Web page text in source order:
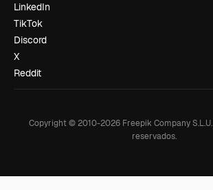
LinkedIn
TikTok
Discord
X
Reddit
Copyright © 2010-2026Freepik Company S.L.U.
reservados.